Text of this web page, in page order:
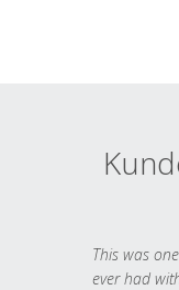
This was
ever had